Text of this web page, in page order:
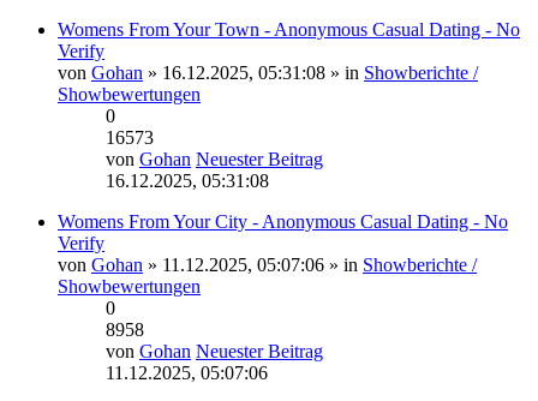
Womens From Your Town - Anonymous Casual Dating - No
Verify
von Gohan » 16.12.2025, 05:31:08 » in Showberichte /
Showbewertungen
0
16573
von Gohan Neuester Beitrag
16.12.2025, 05:31:08
Womens From Your City - Anonymous Casual Dating - No
Verify
von Gohan » 11.12.2025, 05:07:06 » in Showberichte /
Showbewertungen
0
8958
von Gohan Neuester Beitrag
11.12.2025, 05:07:06